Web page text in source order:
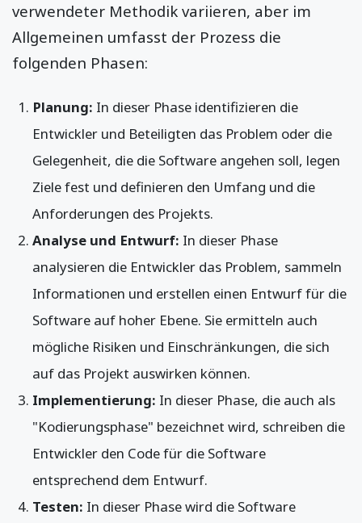
verwendeter Methodik variieren, aber im
Allgemeinen umfasst der Prozess die
folgenden Phasen:
Planung: In dieser Phase identifizieren die
Entwickler und Beteiligten das Problem oder die
Gelegenheit, die die Software angehen soll, legen
Ziele fest und definieren den Umfang und die
Anforderungen des Projekts.
Analyse und Entwurf: In dieser Phase
analysieren die Entwickler das Problem, sammeln
Informationen und erstellen einen Entwurf für die
Software auf hoher Ebene. Sie ermitteln auch
mögliche Risiken und Einschränkungen, die sich
auf das Projekt auswirken können.
Implementierung: In dieser Phase, die auch als
"Kodierungsphase" bezeichnet wird, schreiben die
Entwickler den Code für die Software
entsprechend dem Entwurf.
Testen: In dieser Phase wird die Software